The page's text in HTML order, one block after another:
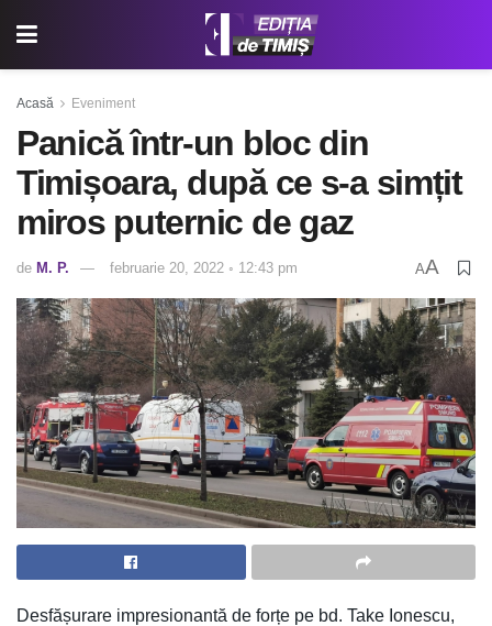
Acasă Eveniment
Panică într-un bloc din
Timișoara, după ce s-a simțit
miros puternic de gaz
de M. P. februarie 20, 2022 ◦ 12:43 pm AA
Desfășurare impresionantă de forțe pe bd. Take Ionescu,